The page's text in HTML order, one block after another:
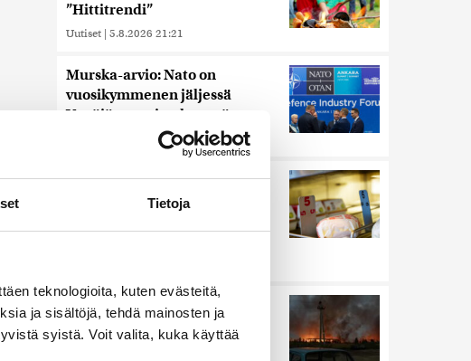
Tietoja
teknologioita, kuten evästeitä,
ja sisältöjä, tehdä mainosten ja
syistä. Voit valita, kuka käyttää
”Hittitrendi”
Uutiset | 5.8.2026 21:21
Murska-arvio: Nato on
vuosikymmenen jäljessä
Venäjän suorituskyvystä
5.8.2026 22:15
Nämä ihmiset sairastuvat
muita herkemmin sydän- ja
Ukrainan mukaan yhtään
Venäjän ohjusta ei kyetty
pudottamaan iskussa, jossa